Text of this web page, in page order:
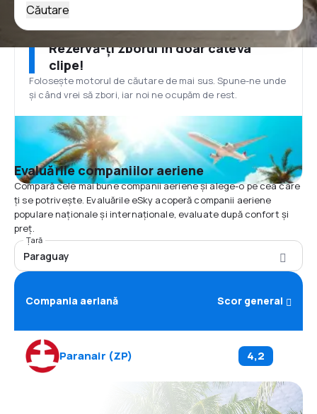
Căutare
Rezervă-ți zborul în doar câteva
clipe!
Folosește motorul de căutare de mai sus. Spune-ne unde
și când vrei să zbori, iar noi ne ocupăm de rest.
Evaluările companiilor aeriene
Compară cele mai bune companii aeriene și alege-o pe cea care
ți se potrivește. Evaluările eSky acoperă companii aeriene
populare naționale și internaționale, evaluate după confort și
preț.
Țară
Paraguay
Compania aeriană Scor general
Paranair (ZP) 4,2